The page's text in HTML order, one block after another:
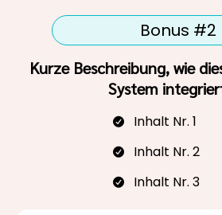
Bonus #2
Kurze Beschreibung, wie
System
Inhalt Nr. 1
Inhalt Nr. 2
Inhalt Nr. 3